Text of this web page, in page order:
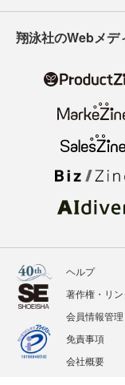
翔泳社のWebメデ
ヘルプ
著作権・リン
会員情報管理
免責事項
会社概要